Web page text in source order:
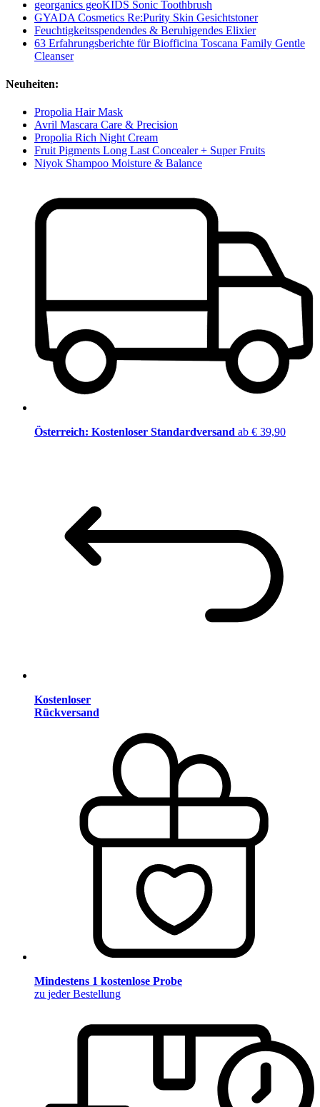
georganics geoKIDS Sonic Toothbrush
GYADA Cosmetics Re:Purity Skin Gesichtstoner
Feuchtigkeitsspendendes & Beruhigendes Elixier
63 Erfahrungsberichte für Biofficina Toscana Family Gentle
Cleanser
Neuheiten:
Propolia Hair Mask
Avril Mascara Care & Precision
Propolia Rich Night Cream
Fruit Pigments Long Last Concealer + Super Fruits
Niyok Shampoo Moisture & Balance
Österreich: Kostenloser Standardversand ab € 39,90
Kostenloser
Rückversand
Mindestens 1 kostenlose Probe
zu jeder Bestellung